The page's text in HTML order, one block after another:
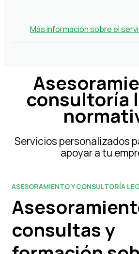
Más información sobre el
consultoría
Servicios personalizados
apoyar a tu
ASESORAMIENTO Y CONSULTORÍA
consultas y